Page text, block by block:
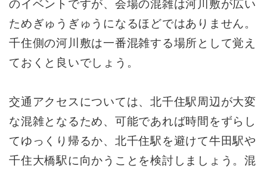
のイベントですが、会場の混雑は河川敷が広い
ためぎゅうぎゅうになるほどではありません。
千住側の河川敷は一番混雑する場所として覚え
ておくと良いでしょう。
交通アクセスについては、北千住駅周辺が大変
な混雑となるため、可能であれば時間をずらし
てゆっくり帰るか、北千住駅を避けて牛田駅や
千住大橋駅に向かうことを検討しましょう。混